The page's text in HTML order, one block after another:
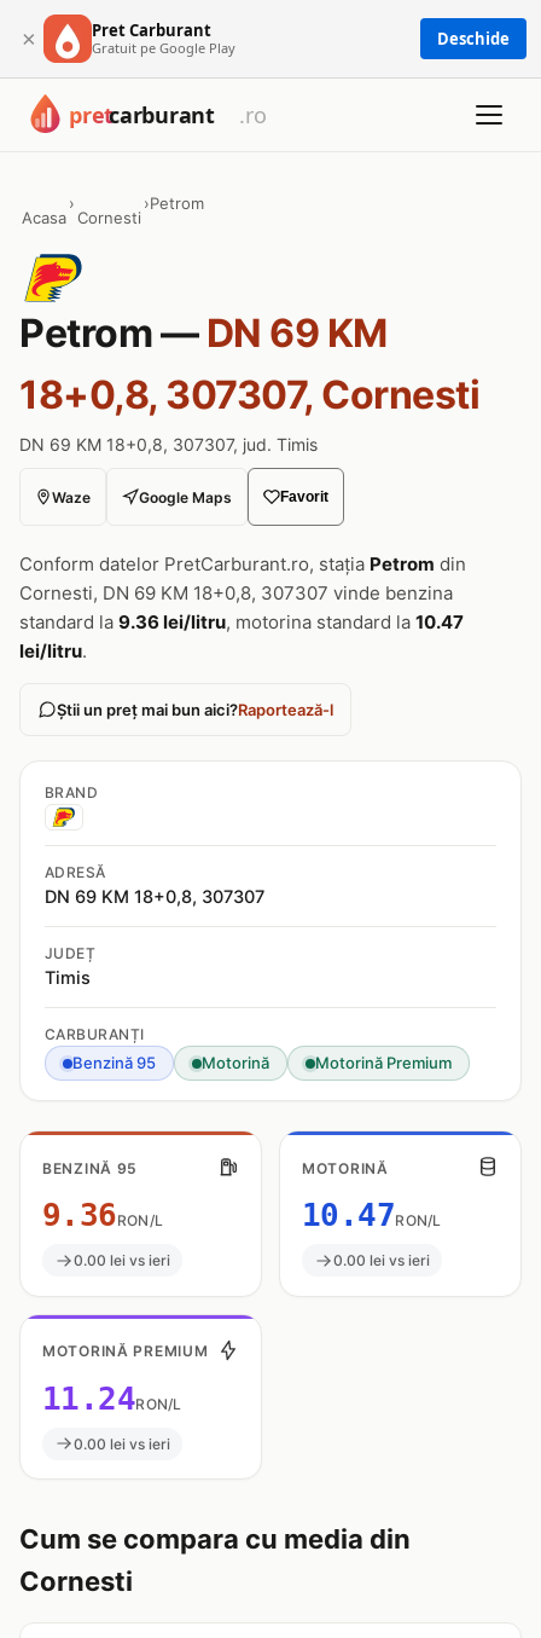
× Pret Carburant
Gratuit pe Google Play Deschide
Acasa
›
Cornesti
›Petrom
Petrom — DN 69 KM
18+0,8, 307307, Cornesti
DN 69 KM 18+0,8, 307307, jud. Timis
Waze Google Maps Favorit
Conform datelor PretCarburant.ro, stația Petrom din
Cornesti, DN 69 KM 18+0,8, 307307 vinde benzina
standard la 9.36 lei/litru, motorina standard la 10.47
lei/litru.
Știi un preț mai bun aici?Raportează-l
BRAND
ADRESĂ
DN 69 KM 18+0,8, 307307
JUDEȚ
Timis
CARBURANȚI
Benzină 95 Motorină Motorină Premium
BENZINĂ 95
9.36RON/L
0.00 lei vs ieri
MOTORINĂ
10.47RON/L
0.00 lei vs ieri
MOTORINĂ PREMIUM
11.24RON/L
0.00 lei vs ieri
Cum se compara cu media din
Cornesti